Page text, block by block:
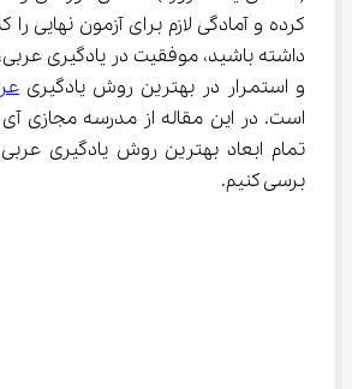
کرده و آمادگی لازم برای آزمون نهایی
داشته باشید، موفقیت در یادگیری
و استمرار در بهترین روش یادگیری
است. در این مقاله از مدرسه مجازی آی
تمام ابعاد بهترین روش یادگیری
برسی کنیم.